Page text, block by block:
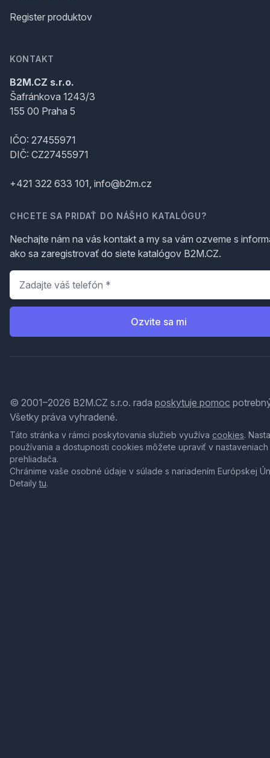
Register produktov
KONTAKT
B2M.CZ s.r.o.
Šafránkova 1243/3
155 00 Praha 5
IČO: 27455971
DIČ: CZ27455971
+421 322 633 101, info@b2m.cz
CHCETE SA PRIDAŤ DO NÁŠHO KATALÓGU?
Nechajte nám na vás kontakt a my sa vám ozveme s
ako sa zaregistrovať do siete katalógov B2M.CZ.
Telefón
Ozvite sa mi
© 2001–2026 B2M.CZ s.r.o. rada poskytuje pomoc
Všetky práva vyhradené.
Táto stránka v rámci poskytovania služieb využíva cookies.
používania a dostupnosti cookies môžete upraviť v nastaveniach
prehliadača.
Chránime vaše osobné údaje v súlade s nariadením Európskej
Detailytu.